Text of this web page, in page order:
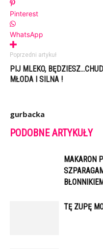
Pinterest
WhatsApp
Poprzedni artykuł
PIJ MLEKO,
MŁODA I SILNA !
gurbacka
PODOBNE ARTYKUŁY
MAKARON
TĘ ZUPĘ